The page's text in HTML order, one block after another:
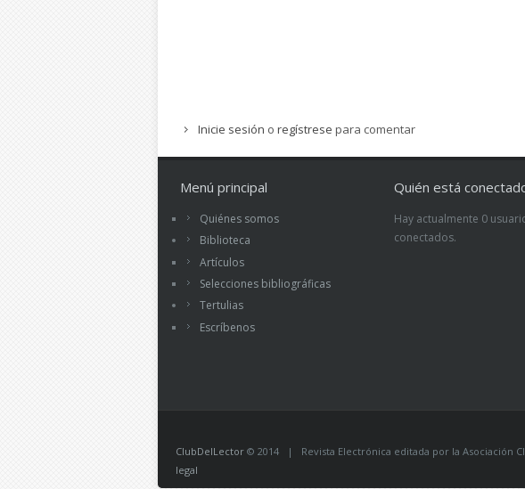
Inicie sesión o regístrese para comentar
Menú principal
Quiénes somos
Biblioteca
Artículos
Selecciones bibliográficas
Tertulias
Escríbenos
Quién está
Hay actualmente 0
conectados.
ClubDelLector © 2014 | Revista Electrónica editada por la Asociación
legal